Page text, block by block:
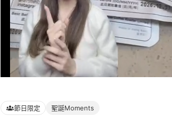
100.00%
節日限定 聖誕Moments